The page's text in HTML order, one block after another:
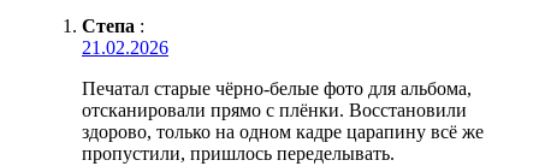
Степа :
21.02.2026
Печатал старые чёрно-белые фото для альбома,
отсканировали прямо с плёнки. Восстановили
здорово, только на одном кадре царапину всё же
пропустили, пришлось переделывать.